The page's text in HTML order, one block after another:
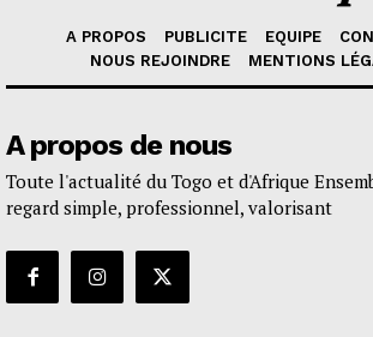
A PROPOS PUBLICITE EQUIPE
NOUS REJOINDRE
MENTIONS
A propos de nous
Toute l'actualité du Togo et d'Afrique
regard simple, professionnel, valorisant